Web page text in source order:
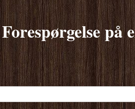
Forespørgelse